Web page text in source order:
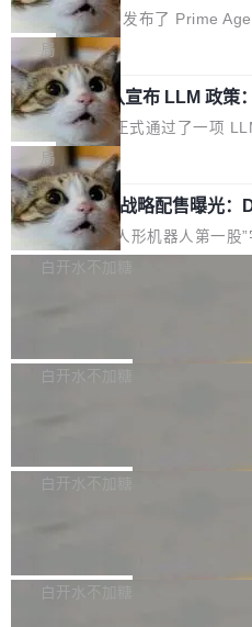
r Day）将在杭州启航。活动面向
链企业和开发者，邀请行业专家与
问，围绕开源鸿蒙技术能力、设备
配、功耗与稳定性调优、兼容性测
等内容展开系统讲解和实战交流，
步了解开源鸿蒙在智能...
opilot coding agent 全部受影响。
恢复，大约 12 小时。 这是 2026
起事故，其中四起与 AI/Copilot 服
Hub 员工 kdaigle 在 HN 讨论中贴
据：2025 年全年 10 亿次 commit
2.75 亿次，全年预计 140 亿次。
进的编程 Agent，ARC-AGI 3
专家基线
Prime Intellect 发布了 Prime
的编程 Agent Harness，核心设计
象：Recursive Language Model
ontinual Harness。在 ARC-AGI 3
上，Prime Agent + Opus 5 的组
5% RHAE Best@1，超过了 ARC
家基线 95.4%。 不是又一个
器 Prime Agent 的架构和市面上
agent 有本质区别。大多数 agent
计是基于早期模型的能力—...
局
Rust 项目团队宣布 LLM 政策
止，但你要承认哪些代码不是
Rust 语言项目正式通过了一项
覆盖 rust-lang/rust 单一仓库的代
是项目级别的官方立场，目前由五
但它可能是主流开源项目中关于 AI
细致的一份规则。 政策的核心只
可以用来分析、提炼、审阅、建
不得生成涉及安全性的关键变更，
局
宇树科技 IPO 战略配售曝光：
ek 获配 93.3 万股，锁定 36 个
8月6日晚间，“人形机器人第一股
有限公司披露IPO发行价格及战略
36个月。 公告显示，本次宇树科
员工参与设立的专项资产管理计划
获配9...
白开水不加糖
Bug fixes and enhancements 修
一个回归问题，该问题导致拉取镜
题，该问题可能导致在旧版 Linux
白开水不加糖
e 孵化器项目管理委员会（IPMC
P）！这一里程碑不仅标志着
白开水不加糖
长期停止内容更新，未能实现其作
白开水不加糖